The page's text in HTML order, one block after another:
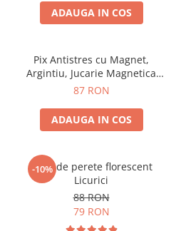
ADAUGA IN COS
Pix Antistres cu Magnet,
Argintiu, Jucarie Magnetica
pentru Birou
87 RON
ADAUGA IN COS
-10%
Ceas de perete florescent
Licurici
88 RON
79 RON